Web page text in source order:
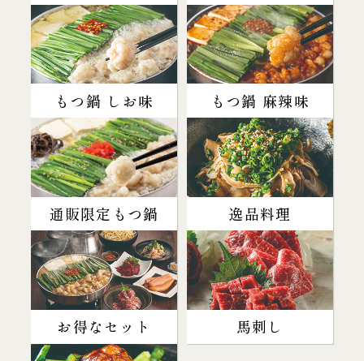
もつ鍋 しお味 もつ鍋 麻辣味
通販限定もつ鍋 逸品料理
お得なセット 馬刺し